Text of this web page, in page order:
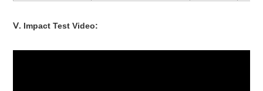
Ⅴ. Impact Test Video: